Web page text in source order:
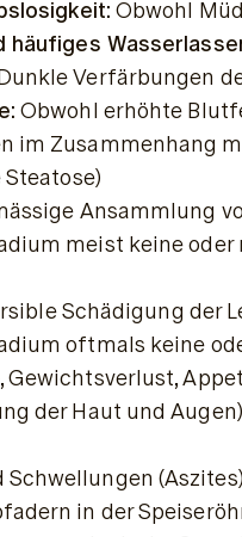
Obwohl
Verfärbungen
Obwohl erhöhte
im Zusammenhang
Ansammlung
meist keine
Schädigung der
oftmals keine
Gewichtsverlust,
der Haut und Augen)
(Aszites)
in der